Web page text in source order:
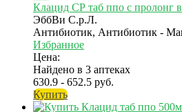
Клацид СР таб ппо с пролонг
ЭббВи С.р.Л.
Антибиотик, Антибиотик -
Избранное
Цена:
Найдено в 3 аптеках
630.9 - 652.5 руб.
Купить